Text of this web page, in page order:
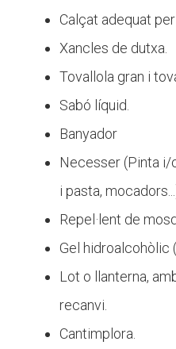
Calçat adequat
Xancles de dutxa.
Tovallola gran i
Sabó líquid.
Banyador
Necesser (Pinta i/
i pasta,
Repel·lent de
Gel hidroalcohòlic
Lot o llanterna,
recanvi.
Cantimplora.